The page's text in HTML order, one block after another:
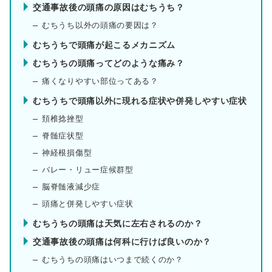
交通事故後の頭痛の原因はむちうち？
むちうち以外の頭痛の要因は？
むちうちで頭痛が起こるメカニズム
むちうちの頭痛ってどのような痛み？
痛くなりやすい部位ってある？
むちうちで頭痛以外に現れる症状や併発しやすい症状
頚椎捻挫型
脊髄症状型
神経根損傷型
バレー・リュー症候群型
脳脊髄液減少症
頭痛と併発しやすい症状
むちうちの頭痛は天気に左右されるのか？
交通事故後の頭痛は何科に行けば良いのか？
むちうちの頭痛はいつまで続くのか？